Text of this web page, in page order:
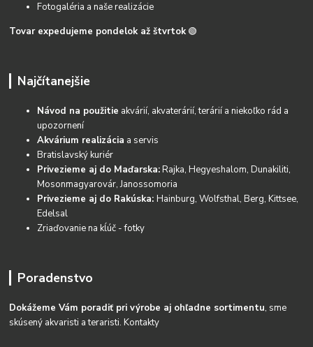
Fotogaléria a naše realizácie
Tovar expedujeme pondelok až štvrtok 🟢
Najčítanejšie
Návod na použitie akvárií, akvaterárií, terárií a niekoľko rád a
upozornení
Akvárium realizácia a servis
Bratislavský kuriér
Privezieme aj do Maďarska:Rajka, Hegyeshalom, Dunakiliti,
Mosonmagyarovár, Janossomoria
Privezieme aj do Rakúska:Hainburg, Wolfsthal, Berg, Kittsee,
Edelsal
Zriaďovanie na kĺúč - fotky
Poradenstvo
Dokážeme Vám poradiť pri výrobe aj ohľadne sortimentu, sme
skúsený akvaristi a teraristi.Kontakty